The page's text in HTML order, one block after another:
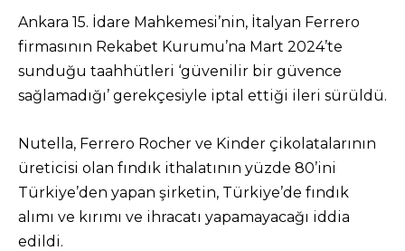
Ankara 15. İdare Mahkemesi’nin, İtalyan Ferrero
firmasının Rekabet Kurumu’na Mart 2024’te
sunduğu taahhütleri ‘güvenilir bir güvence
sağlamadığı’ gerekçesiyle iptal ettiği ileri sürüldü.
Nutella, Ferrero Rocher ve Kinder çikolatalarının
üreticisi olan fındık ithalatının yüzde 80’ini
Türkiye’den yapan şirketin, Türkiye’de fındık
alımı ve kırımı ve ihracatı yapamayacağı iddia
edildi.